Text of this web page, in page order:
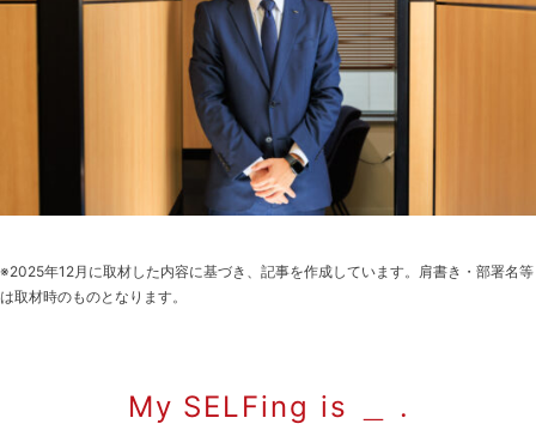
※2025年12月に取材した内容に基づき、記事を作成しています。肩書き・部署名等
は取材時のものとなります。
My SELFing is ＿ .